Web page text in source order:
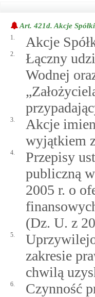
Art. 421d. Akcje Spółki
1. Akcje
2.
Łączny
Wodnej
3.
Akcje
wyjątkiem
4.
Przepisy
publiczną
2005 r. o
(Dz. U. z
5.
zakresie
chwilą
6. Czynność